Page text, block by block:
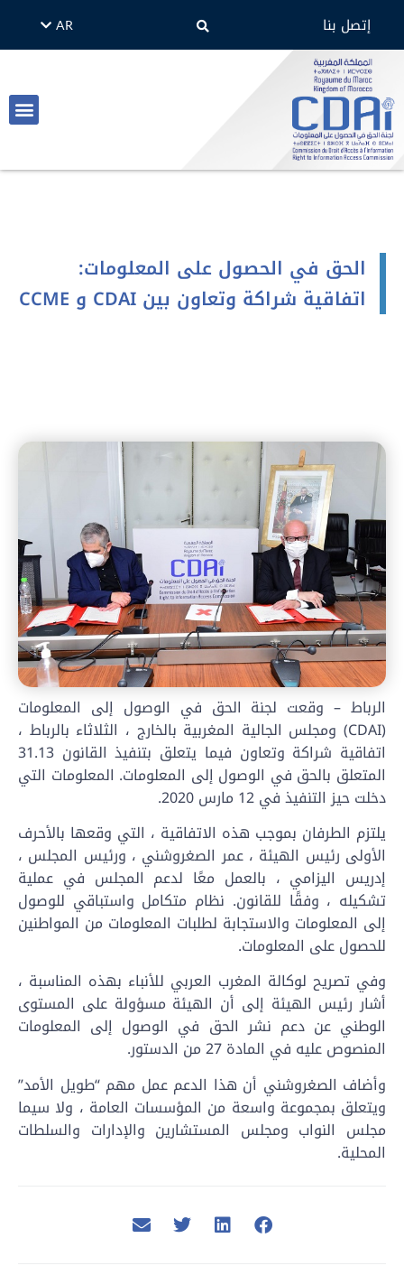
إتصل بنا AR
EN
الحق في الحصول على المعلومات:
اتفاقية شراكة وتعاون بين CDAI و CCME
الرباط – وقعت لجنة الحق في الوصول إلى المعلومات
(CDAI) ومجلس الجالية المغربية بالخارج ، الثلاثاء بالرباط ،
اتفاقية شراكة وتعاون فيما يتعلق بتنفيذ القانون 31.13
المتعلق بالحق في الوصول إلى المعلومات. المعلومات التي
دخلت حيز التنفيذ في 12 مارس 2020.
يلتزم الطرفان بموجب هذه الاتفاقية ، التي وقعها بالأحرف
الأولى رئيس الهيئة ، عمر الصغروشني ، ورئيس المجلس ،
إدريس اليزامي ، بالعمل معًا لدعم المجلس في عملية
تشكيله ، وفقًا للقانون. نظام متكامل واستباقي للوصول
إلى المعلومات والاستجابة لطلبات المعلومات من المواطنين
للحصول على المعلومات.
وفي تصريح لوكالة المغرب العربي للأنباء بهذه المناسبة ،
أشار رئيس الهيئة إلى أن الهيئة مسؤولة على المستوى
الوطني عن دعم نشر الحق في الوصول إلى المعلومات
المنصوص عليه في المادة 27 من الدستور.
وأضاف الصغروشني أن هذا الدعم عمل مهم “طويل الأمد”
ويتعلق بمجموعة واسعة من المؤسسات العامة ، ولا سيما
مجلس النواب ومجلس المستشارين والإدارات والسلطات
المحلية.